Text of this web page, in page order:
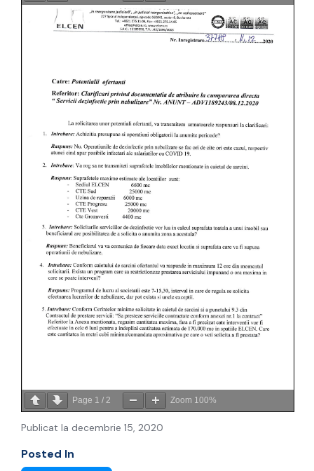
Page 1 / 2 Zoom 100%
Publicat la decembrie 15, 2020
Posted In